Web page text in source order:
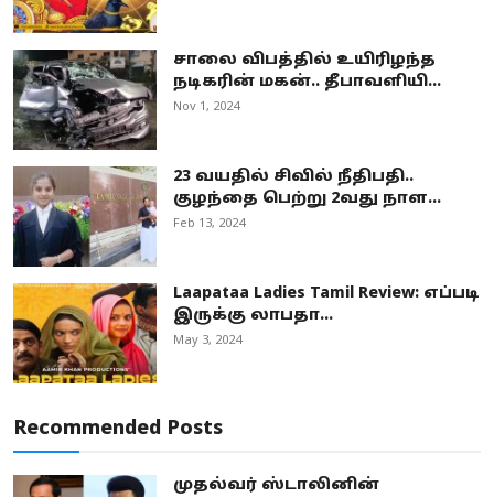
சாலை விபத்தில் உயிரிழந்த
நடிகரின் மகன்.. தீபாவளியி...
Nov 1, 2024
23 வயதில் சிவில் நீதிபதி..
குழந்தை பெற்று 2வது நாள...
Feb 13, 2024
Laapataa Ladies Tamil Review: எப்படி
இருக்கு லாபதா...
May 3, 2024
Recommended Posts
முதல்வர் ஸ்டாலினின்